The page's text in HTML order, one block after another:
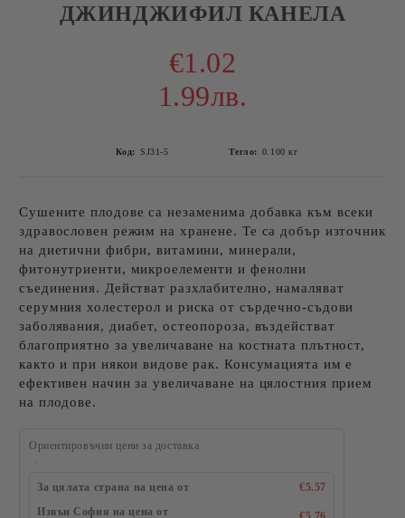
ДЖИНДЖИФИЛ КАНЕЛА
€1.02
1.99лв.
Код: SJ31-5 Тегло: 0.100 кг
Сушените плодове са незаменима добавка към всеки
здравословен режим на хранене. Те са добър източник
на диетични фибри, витамини, минерали,
фитонутриенти, микроелементи и фенолни
съединения. Действат разхлабително, намаляват
серумния холестерол и риска от сърдечно-съдови
заболявания, диабет, остеопороза, въздействат
благоприятно за увеличаване на костната плътност,
както и при някои видове рак. Консумацията им е
ефективен начин за увеличаване на цялостния прием
на плодове.
Ориентировъчни цени за доставка
За цялата страна на цена от
€5.57
Извън София на цена от